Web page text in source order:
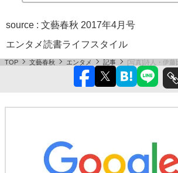
source : 文藝春秋 2017年4月号
エンタメ読書ライフスタイル
TOP 文藝春秋 エンタメ 記事 [写真]詩人・伊